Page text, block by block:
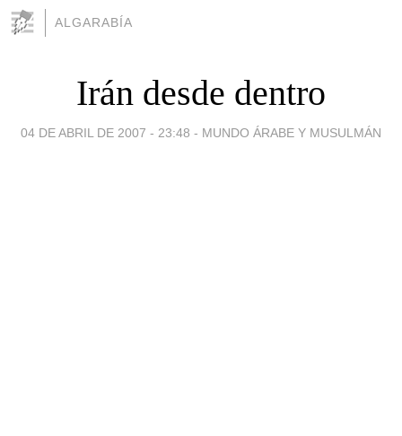
ALGARABÍA
Irán desde dentro
04 DE ABRIL DE 2007 - 23:48 - MUNDO ÁRABE Y MUSULMÁN